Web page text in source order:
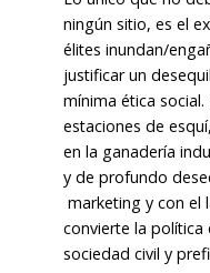
ningún sitio, es el
élites inundan/
justificar un
mínima ética
estaciones de
en la ganadería
y de profundo
marketing y con el
convierte la política
sociedad civil y